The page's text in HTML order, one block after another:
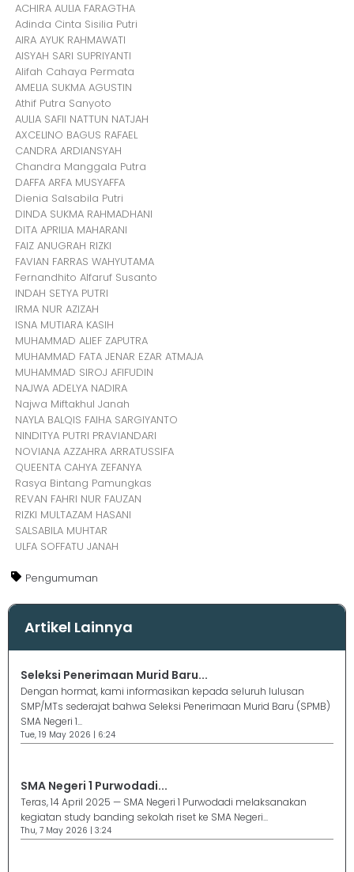
ACHIRA AULIA FARAGTHA
Adinda Cinta Sisilia Putri
AIRA AYUK RAHMAWATI
AISYAH SARI SUPRIYANTI
Alifah Cahaya Permata
AMELIA SUKMA AGUSTIN
Athif Putra Sanyoto
AULIA SAFII NATTUN NATJAH
AXCELINO BAGUS RAFAEL
CANDRA ARDIANSYAH
Chandra Manggala Putra
DAFFA ARFA MUSYAFFA
Dienia Salsabila Putri
DINDA SUKMA RAHMADHANI
DITA APRILIA MAHARANI
FAIZ ANUGRAH RIZKI
FAVIAN FARRAS WAHYUTAMA
Fernandhito Alfaruf Susanto
INDAH SETYA PUTRI
IRMA NUR AZIZAH
ISNA MUTIARA KASIH
MUHAMMAD ALIEF ZAPUTRA
MUHAMMAD FATA JENAR EZAR ATMAJA
MUHAMMAD SIROJ AFIFUDIN
NAJWA ADELYA NADIRA
Najwa Miftakhul Janah
NAYLA BALQIS FAIHA SARGIYANTO
NINDITYA PUTRI PRAVIANDARI
NOVIANA AZZAHRA ARRATUSSIFA
QUEENTA CAHYA ZEFANYA
Rasya Bintang Pamungkas
REVAN FAHRI NUR FAUZAN
RIZKI MULTAZAM HASANI
SALSABILA MUHTAR
ULFA SOFFATU JANAH
Pengumuman
Artikel Lainnya
Seleksi Penerimaan Murid Baru...
Dengan hormat, kami informasikan kepada seluruh lulusan
SMP/MTs sederajat bahwa Seleksi Penerimaan Murid Baru (SPMB)
SMA Negeri 1...
Tue, 19 May 2026 | 6:24
SMA Negeri 1 Purwodadi...
Teras, 14 April 2025 — SMA Negeri 1 Purwodadi melaksanakan
kegiatan study banding sekolah riset ke SMA Negeri...
Thu, 7 May 2026 | 3:24